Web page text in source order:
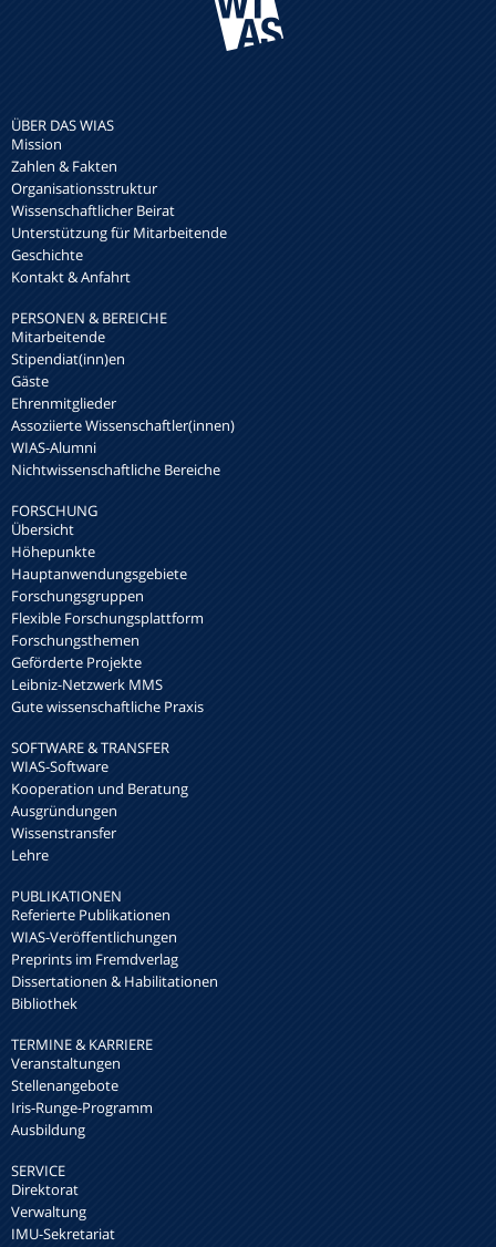
ÜBER DAS WIAS
Mission
Zahlen & Fakten
Organisationsstruktur
Wissenschaftlicher Beirat
Unterstützung für Mitarbeitende
Geschichte
Kontakt & Anfahrt
PERSONEN & BEREICHE
Mitarbeitende
Stipendiat(inn)en
Gäste
Ehrenmitglieder
Assoziierte Wissenschaftler(innen)
WIAS-Alumni
Nichtwissenschaftliche Bereiche
FORSCHUNG
Übersicht
Höhepunkte
Hauptanwendungsgebiete
Forschungsgruppen
Flexible Forschungsplattform
Forschungsthemen
Geförderte Projekte
Leibniz-Netzwerk MMS
Gute wissenschaftliche Praxis
SOFTWARE & TRANSFER
WIAS-Software
Kooperation und Beratung
Ausgründungen
Wissenstransfer
Lehre
PUBLIKATIONEN
Referierte Publikationen
WIAS-Veröffentlichungen
Preprints im Fremdverlag
Dissertationen & Habilitationen
Bibliothek
TERMINE & KARRIERE
Veranstaltungen
Stellenangebote
Iris-Runge-Programm
Ausbildung
SERVICE
Direktorat
Verwaltung
IMU-Sekretariat